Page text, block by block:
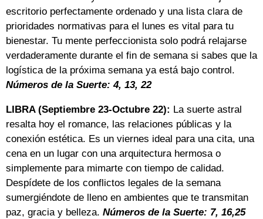
escritorio perfectamente ordenado y una lista clara de
prioridades normativas para el lunes es vital para tu
bienestar. Tu mente perfeccionista solo podrá relajarse
verdaderamente durante el fin de semana si sabes que la
logística de la próxima semana ya está bajo control.
Números de la Suerte: 4, 13, 22
LIBRA (Septiembre 23-Octubre 22): La suerte astral
resalta hoy el romance, las relaciones públicas y la
conexión estética. Es un viernes ideal para una cita, una
cena en un lugar con una arquitectura hermosa o
simplemente para mimarte con tiempo de calidad.
Despídete de los conflictos legales de la semana
sumergiéndote de lleno en ambientes que te transmitan
paz, gracia y belleza. Números de la Suerte: 7, 16,25